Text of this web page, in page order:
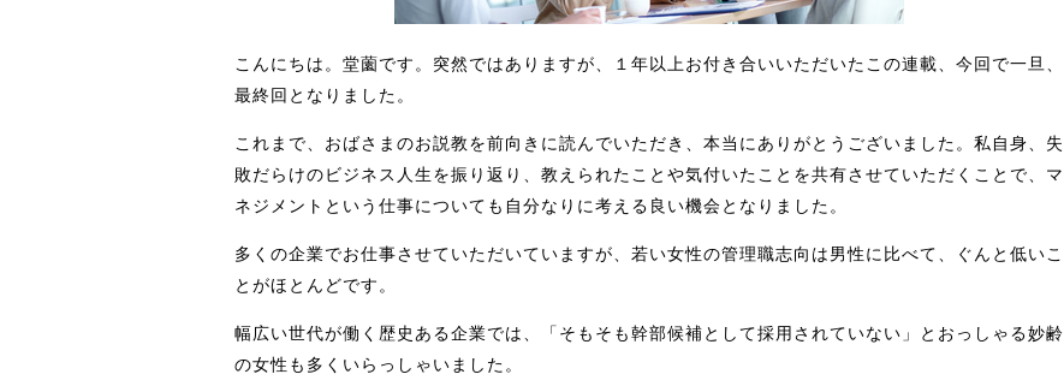
こんにちは。堂薗です。突然ではありますが、１年以上お付き合いいただいたこの連載、今回で一旦、
最終回となりました。
これまで、おばさまのお説教を前向きに読んでいただき、本当にありがとうございました。私自身、失
敗だらけのビジネス人生を振り返り、教えられたことや気付いたことを共有させていただくことで、マ
ネジメントという仕事についても自分なりに考える良い機会となりました。
多くの企業でお仕事させていただいていますが、若い女性の管理職志向は男性に比べて、ぐんと低いこ
とがほとんどです。
幅広い世代が働く歴史ある企業では、「そもそも幹部候補として採用されていない」とおっしゃる妙齢
の女性も多くいらっしゃいました。